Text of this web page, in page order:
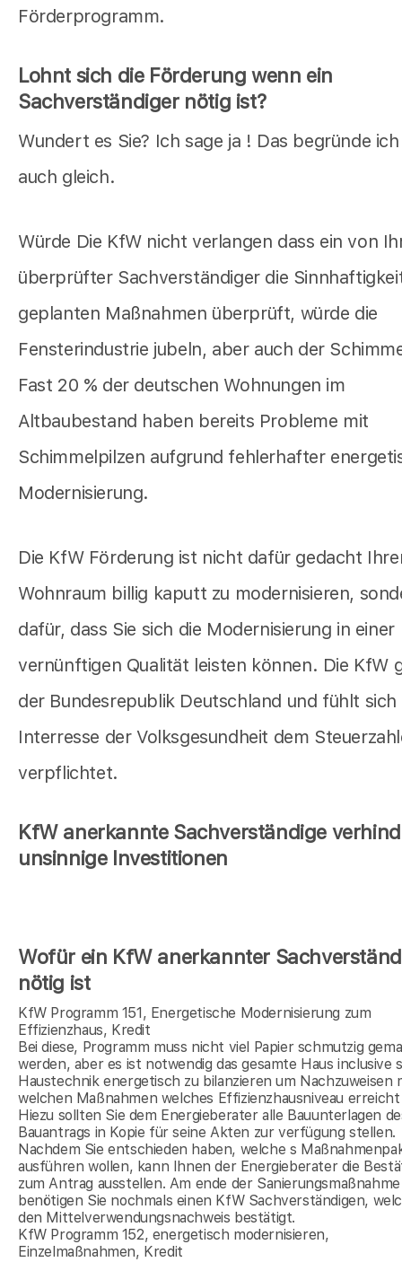
Förderprogramm.
Lohnt sich die Förderung wenn ein
Sachverständiger nötig ist?
Wundert es Sie? Ich sage ja ! Das begründe
auch gleich.
Würde Die KfW nicht verlangen dass ein von
überprüfter Sachverständiger die
geplanten Maßnahmen überprüft, würde die
Fensterindustrie jubeln, aber auch der
Fast 20 % der deutschen Wohnungen im
Altbaubestand haben bereits Probleme mit
Schimmelpilzen aufgrund fehlerhafter
Modernisierung.
Die KfW Förderung ist nicht dafür gedacht
Wohnraum billig kaputt zu modernisieren,
dafür, dass Sie sich die Modernisierung in einer
vernünftigen Qualität leisten können. Die KfW
der Bundesrepublik Deutschland und fühlt sich
Interresse der Volksgesundheit dem
verpflichtet.
KfW anerkannte Sachverständige
unsinnige Investitionen
Wofür ein KfW anerkannter
nötig ist
KfW Programm 151, Energetische Modernisierung zum
Effizienzhaus, Kredit
Bei diese, Programm muss nicht viel Papier schmutzig
werden, aber es ist notwendig das gesamte Haus inclusive
Haustechnik energetisch zu bilanzieren um Nachzuweisen
welchen Maßnahmen welches Effizienzhausniveau
Hiezu sollten Sie dem Energieberater alle Bauunterlagen
Bauantrags in Kopie für seine Akten zur verfügung stellen.
Nachdem Sie entschieden haben, welche s
ausführen wollen, kann Ihnen der Energieberater die
zum Antrag ausstellen. Am ende der Sanierungsmaßnahme
benötigen Sie nochmals einen KfW Sachverständigen,
den Mittelverwendungsnachweis bestätigt.
KfW Programm 152, energetisch modernisieren,
Einzelmaßnahmen, Kredit